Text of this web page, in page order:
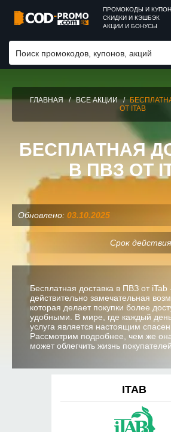
ПРОМОКОДЫ И
СКИДКИ И КЭШБЭК
АКЦИИ И БОНУСЫ
ГЛАВНАЯ / ВСЕ АКЦИИ /
ОТ ITAB
БЕСПЛАТНАЯ
В ПВЗ ОТ
Обновлено: 03.10.2025
Срок
Бесплатная доставка в ПВЗ от iTab
действительно замечательная
которая делает покупки более
удобными. В мире, где каждый день
услуга является настоящим
Рассмотрим подробнее, чем же
может облегчить жизнь покупателей.
ITAB